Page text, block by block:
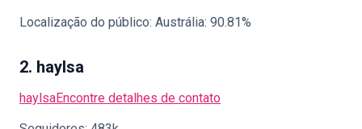
Localização do público: Austrália: 90.81%
2. haylsa
haylsaEncontre detalhes de contato